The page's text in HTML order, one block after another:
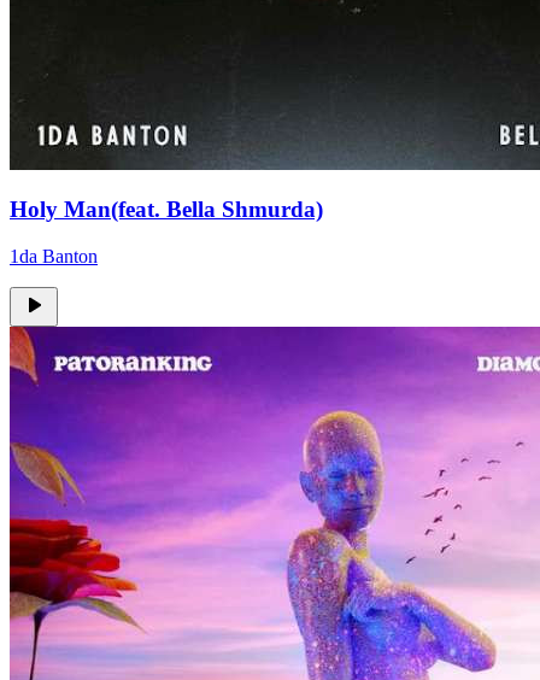
Holy Man(feat. Bella Shmurda)
1da Banton